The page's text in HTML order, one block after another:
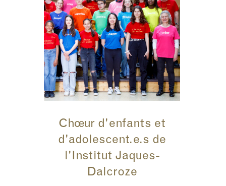
Chœur d'enfants et
d'adolescent.e.s de
l'Institut Jaques-
Dalcroze